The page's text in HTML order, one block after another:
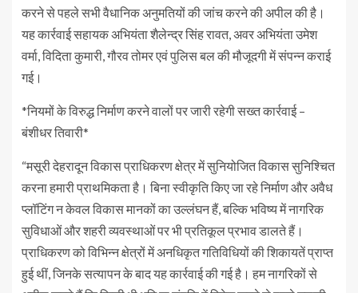
करने से पहले सभी वैधानिक अनुमतियों की जांच करने की अपील की है।
यह कार्रवाई सहायक अभियंता शैलेन्द्र सिंह रावत, अवर अभियंता उमेश
वर्मा, विदिता कुमारी, गौरव तोमर एवं पुलिस बल की मौजूदगी में संपन्न कराई
गई।
*नियमों के विरुद्ध निर्माण करने वालों पर जारी रहेगी सख्त कार्रवाई –
बंशीधर तिवारी*
“मसूरी देहरादून विकास प्राधिकरण क्षेत्र में सुनियोजित विकास सुनिश्चित
करना हमारी प्राथमिकता है। बिना स्वीकृति किए जा रहे निर्माण और अवैध
प्लॉटिंग न केवल विकास मानकों का उल्लंघन हैं, बल्कि भविष्य में नागरिक
सुविधाओं और शहरी व्यवस्थाओं पर भी प्रतिकूल प्रभाव डालते हैं।
प्राधिकरण को विभिन्न क्षेत्रों में अनधिकृत गतिविधियों की शिकायतें प्राप्त
हुई थीं, जिनके सत्यापन के बाद यह कार्रवाई की गई है। हम नागरिकों से